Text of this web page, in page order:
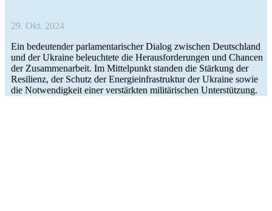
29. Okt. 2024
Ein bedeu­ten­der par­la­men­ta­ri­scher Dialog zwi­schen Deutsch­land
und der Ukraine beleuch­tete die Her­aus­for­de­run­gen und Chancen
der Zusam­men­ar­beit. Im Mit­tel­punkt standen die Stär­kung der
Resi­li­enz, der Schutz der Ener­gie­infra­struk­tur der Ukraine sowie
die Not­wen­dig­keit einer ver­stärk­ten mili­tä­ri­schen Unterstützung.